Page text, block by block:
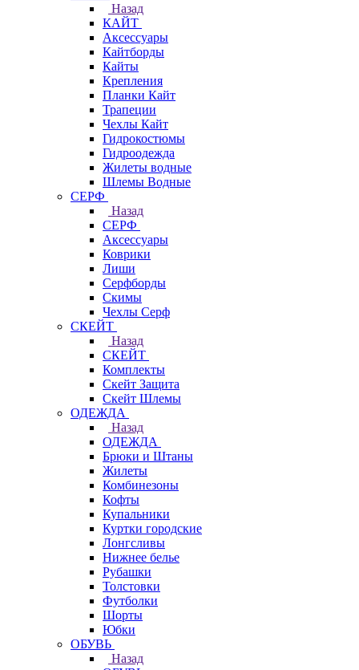
Назад
КАЙТ
Аксессуары
Кайтборды
Кайты
Крепления
Планки Кайт
Трапеции
Чехлы Кайт
Гидрокостюмы
Гидроодежда
Жилеты водные
Шлемы Водные
СЕРФ
Назад
СЕРФ
Аксессуары
Коврики
Лиши
Серфборды
Скимы
Чехлы Cерф
СКЕЙТ
Назад
СКЕЙТ
Комплекты
Скейт Защита
Скейт Шлемы
ОДЕЖДА
Назад
ОДЕЖДА
Брюки и Штаны
Жилеты
Комбинезоны
Кофты
Купальники
Куртки городские
Лонгсливы
Нижнее белье
Рубашки
Толстовки
Футболки
Шорты
Юбки
ОБУВЬ
Назад